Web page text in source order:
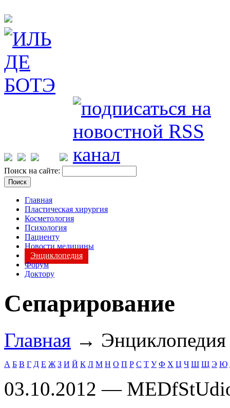
Поиск на сайте:
Главная
Пластическая хирургия
Косметология
Психология
Пациенту
Новости медицины
Энциклопедия
Форум
Доктору
Сепарирование
Главная →
А Б В Г Д Е Ж З И Й К Л М Н О П Р С Т У Ф Х Ц Ч Ш Щ Э Ю
03.10.2012 —